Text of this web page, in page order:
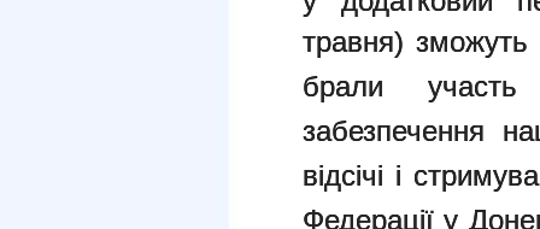
травня) зможуть
брали
забезпечення
відсічі і